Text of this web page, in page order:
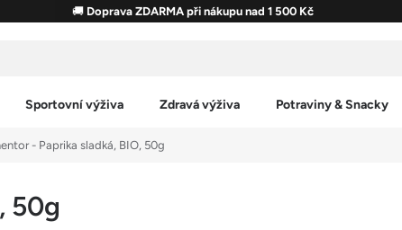
🚚 Doprava ZDARMA při nákupu nad 1 500 Kč
Sportovní výživa Zdravá výživa Potraviny & Snacky
- Paprika sladká, BIO, 50g
50g